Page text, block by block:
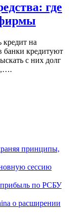
где
кредит на
кредитуют
с них долг
принципы,
сессию
прибыль по РСБУ
о расширении